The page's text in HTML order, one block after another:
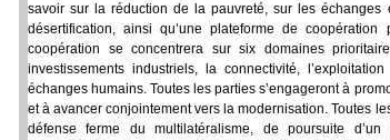
savoir sur la réduction de la pauvreté, sur les
désertification, ainsi qu’une plateforme de
coopération se concentrera sur six domaines
investissements industriels, la connectivité,
échanges humains. Toutes les parties s’engageront à
et à avancer conjointement vers la modernisation. Toutes
défense ferme du multilatéralisme, de poursuite